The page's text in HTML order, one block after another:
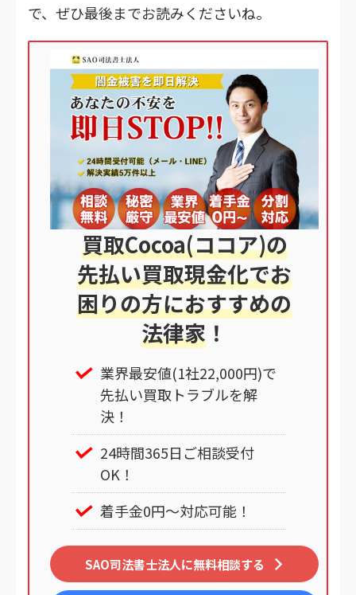
で、ぜひ最後までお読みくださいね。
買取Cocoa(ココア)の
先払い買取現金化でお
困りの方におすすめの
法律家 ！
業界最安値(1社22,000円)で
先払い買取トラブルを解
決！
24時間365日ご相談受付
OK！
着手金0円～対応可能！
SAO司法書士法人に無料相談する